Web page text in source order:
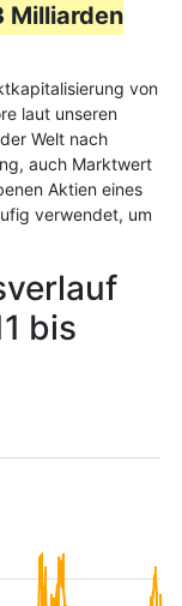
Milliarden
von
laut unseren
Welt nach
auch Marktwert
Aktien eines
verwendet, um
bis